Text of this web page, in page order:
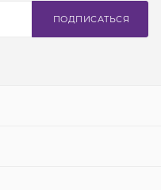
ПОДПИСАТЬСЯ